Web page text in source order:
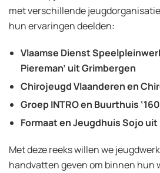
met verschillende
hun ervaringen deelden:
Vlaamse Dienst
Piereman’ uit Grimbergen
Chirojeugd Vlaanderen en
Groep INTRO en Buurthuis
Formaat en Jeugdhuis Sojo
Met deze reeks willen we
handvatten geven om binnen hun